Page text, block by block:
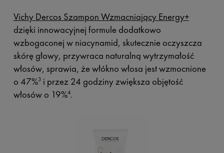
Vichy Dercos Szampon Wzmacniający Energy+
dzięki innowacyjnej formule dodatkowo
wzbogaconej w niacynamid, skutecznie oczyszcza
skórę głowy, przywraca naturalną wytrzymałość
włosów, sprawia, że włókno włosa jest wzmocnione
o 47%3i przez 24 godziny zwiększa objętość
włosów o 19%4.